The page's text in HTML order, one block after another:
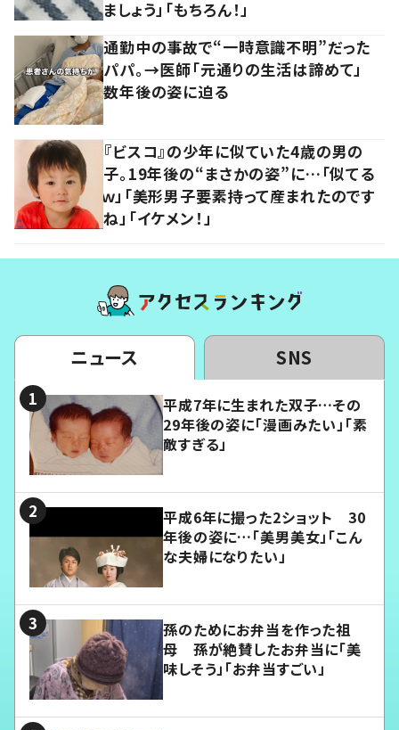
ましょう」「もちろん！」
通勤中の事故で“一時意識不明”だった
パパ。→医師「元通りの生活は諦めて」
数年後の姿に迫る
『ビスコ』の少年に似ていた4歳の男の
子。19年後の“まさかの姿”に…「似てる
ｗ」「美形男子要素持って産まれたのです
ね」「イケメン！」
ニュース SNS
平成7年に生まれた双子…その
29年後の姿に「漫画みたい」「素
敵すぎる」
平成6年に撮った2ショット 30
年後の姿に…「美男美女」「こん
な夫婦になりたい」
孫のためにお弁当を作った祖
母 孫が絶賛したお弁当に「美
味しそう」「お弁当すごい」